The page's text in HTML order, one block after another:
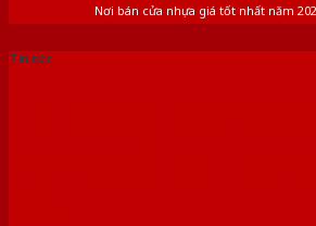
Nơi bán cửa nhựa giá tốt nhất năm
Tin tức